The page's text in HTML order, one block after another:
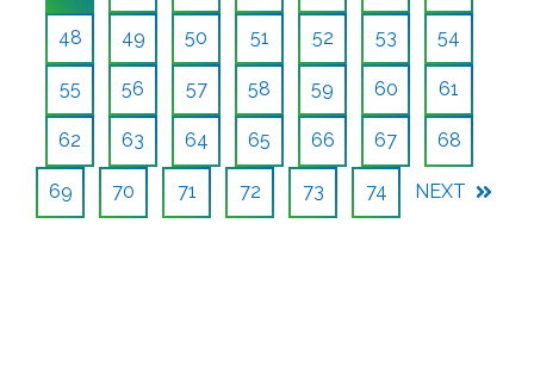
48 49 50 51 52 53 54
55 56 57 58 59 60 61
62 63 64 65 66 67 68
69 70 71 72 73 74 NEXT